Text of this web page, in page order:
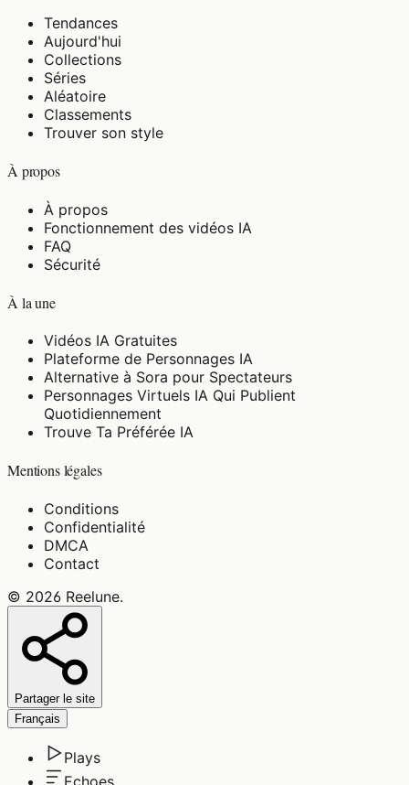
Tendances
Aujourd'hui
Collections
Séries
Aléatoire
Classements
Trouver son style
À propos
À propos
Fonctionnement des vidéos IA
FAQ
Sécurité
À la une
Vidéos IA Gratuites
Plateforme de Personnages IA
Alternative à Sora pour Spectateurs
Personnages Virtuels IA Qui Publient
Quotidiennement
Trouve Ta Préférée IA
Mentions légales
Conditions
Confidentialité
DMCA
Contact
© 2026 Reelune.
Partager le site
Français
Plays
Echoes